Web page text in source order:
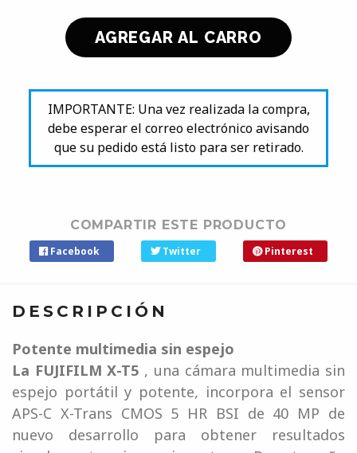
IMPORTANTE: Una vez realizada la compra,
debe esperar el correo electrónico avisando
que su pedido está listo para ser retirado.
COMPARTIR ESTE PRODUCTO
Facebook Twitter Pinterest
DESCRIPCIÓN
Potente multimedia sin espejo
La FUJIFILM X-T5 , una cámara multimedia sin
espejo portátil y potente, incorpora el sensor
APS-C X-Trans CMOS 5 HR BSI de 40 MP de
nuevo desarrollo para obtener resultados